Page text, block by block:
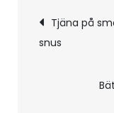
Tjäna på
snus